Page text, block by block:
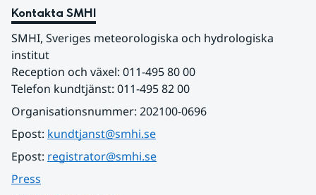
Kontakta SMHI
SMHI, Sveriges meteorologiska och hydrologiska
institut
Reception och växel: 011-495 80 00
Telefon kundtjänst: 011-495 82 00
Organisationsnummer: 202100-0696
Epost: kundtjanst@smhi.se
Epost: registrator@smhi.se
Press